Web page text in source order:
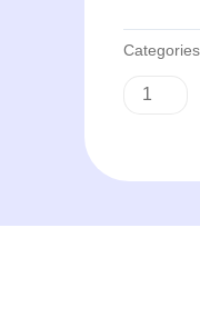
Categories
Panel
S